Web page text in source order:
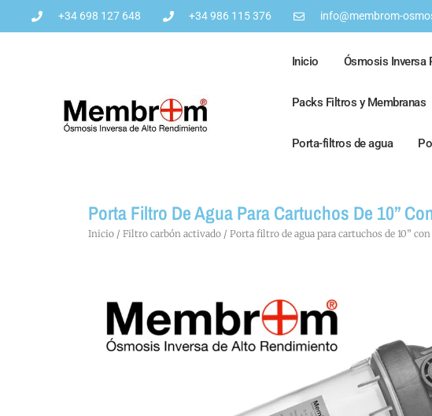
+34 698 127 648 +34 986 115 376 info@membrom-
Inicio Ósmosis Inversa
Packs Filtros y Membranas
Porta-filtros de agua
Porta Filtro De Agua Para Cartuchos De 10”
Inicio / Filtro carbón activado / Porta filtro de agua para cartuchos de 10”